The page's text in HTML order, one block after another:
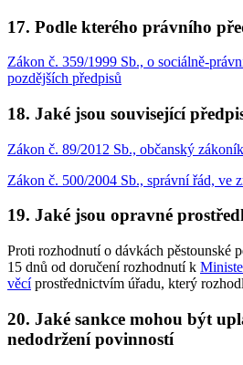
17. Podle kterého právního
Zákon č. 359/1999 Sb., o sociálně-
pozdějších předpisů
18. Jaké jsou související
Zákon č. 89/2012 Sb., občanský zákoník
Zákon č. 500/2004 Sb., správní řád, ve
19. Jaké jsou opravné
Proti rozhodnutí o dávkách pěstounské
15 dnů od doručení rozhodnutí k
věcíprostřednictvím úřadu, který
20. Jaké sankce mohou být
nedodržení povinností